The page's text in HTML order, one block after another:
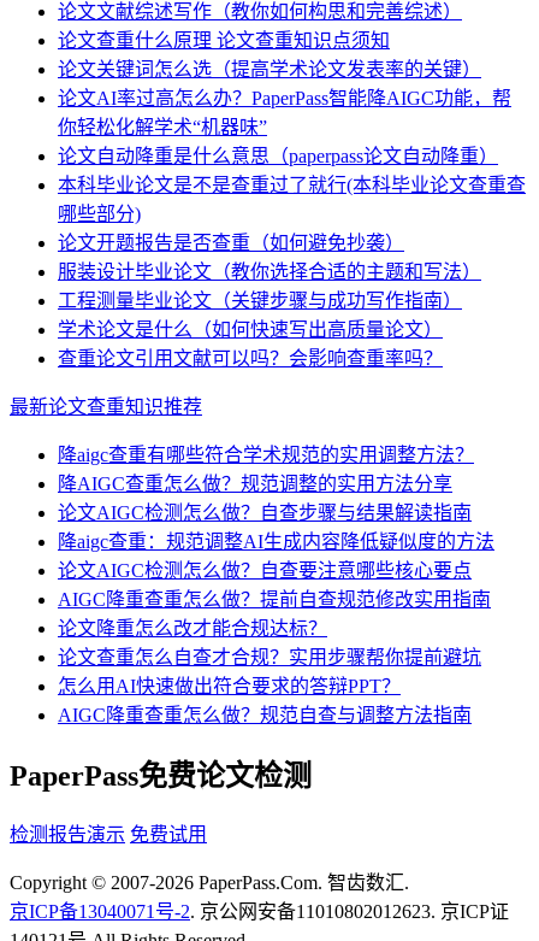
论文文献综述写作（教你如何构思和完善综述）
论文查重什么原理 论文查重知识点须知
论文关键词怎么选（提高学术论文发表率的关键）
论文AI率过高怎么办？PaperPass智能降AIGC功能，帮
你轻松化解学术“机器味”
论文自动降重是什么意思（paperpass论文自动降重）
本科毕业论文是不是查重过了就行(本科毕业论文查重查
哪些部分)
论文开题报告是否查重（如何避免抄袭）
服装设计毕业论文（教你选择合适的主题和写法）
工程测量毕业论文（关键步骤与成功写作指南）
学术论文是什么（如何快速写出高质量论文）
查重论文引用文献可以吗？会影响查重率吗？
最新论文查重知识推荐
降aigc查重有哪些符合学术规范的实用调整方法？
降AIGC查重怎么做？规范调整的实用方法分享
论文AIGC检测怎么做？自查步骤与结果解读指南
降aigc查重：规范调整AI生成内容降低疑似度的方法
论文AIGC检测怎么做？自查要注意哪些核心要点
AIGC降重查重怎么做？提前自查规范修改实用指南
论文降重怎么改才能合规达标？
论文查重怎么自查才合规？实用步骤帮你提前避坑
怎么用AI快速做出符合要求的答辩PPT？
AIGC降重查重怎么做？规范自查与调整方法指南
PaperPass免费论文检测
检测报告演示 免费试用
Copyright © 2007-2026 PaperPass.Com. 智齿数汇.
京ICP备13040071号-2. 京公网安备11010802012623. 京ICP证